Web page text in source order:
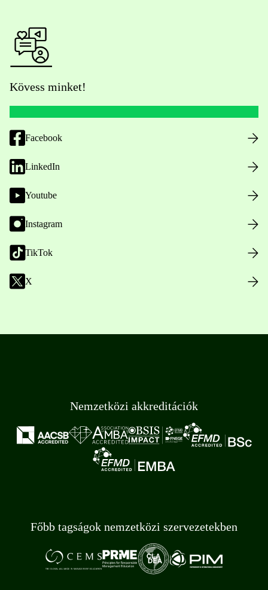
Kövess minket!
Facebook
LinkedIn
Youtube
Instagram
TikTok
X
Nemzetközi akkreditációk
Főbb tagságok nemzetközi szervezetekben